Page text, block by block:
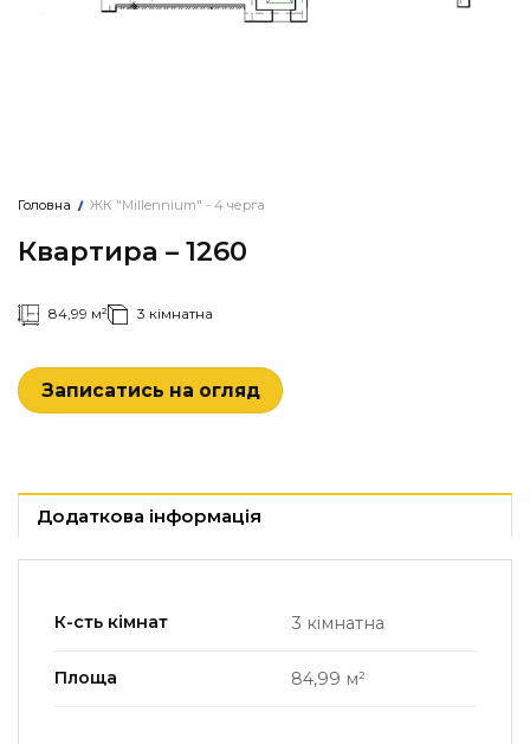
Головна / ЖК "Millennium" - 4 черга
Квартира – 1260
84,99 м² 3 кімнатна
Записатись на огляд
Додаткова інформація
К-сть кімнат 3 кімнатна
Площа 84,99 м²